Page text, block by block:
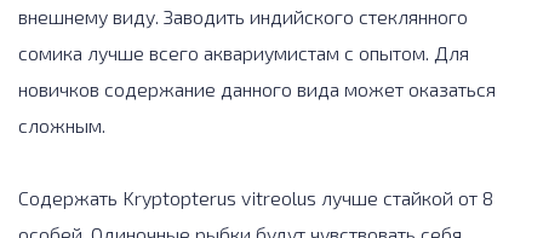
внешнему виду. Заводить индийского стеклянного
сомика лучше всего аквариумистам с опытом. Для
новичков содержание данного вида может оказаться
сложным.
Содержать Kryptopterus vitreolus лучше стайкой от 8
особей. Одиночные рыбки будут чувствовать себя